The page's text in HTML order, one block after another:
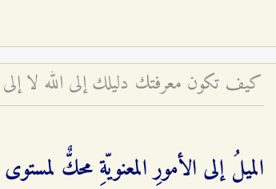
كيف تكون معرفتك دليلك إلى الله لا إلى
الميلُ إلى الأمورِ المعنويّةِ محكٌّ لمستوى